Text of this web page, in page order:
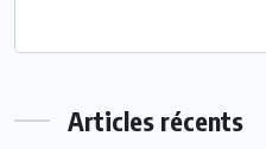
Articles récents